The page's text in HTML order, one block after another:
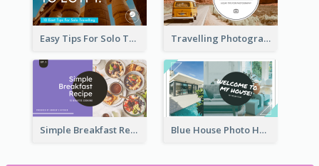
Easy Tips For Solo Traveler YouTube Thumbnail Travelling Photography Tips YouTube Thumbnail
Simple Breakfast Recipe Tutorial YouTube Thumbnail Blue House Photo House Tour YouTube Thumbnail